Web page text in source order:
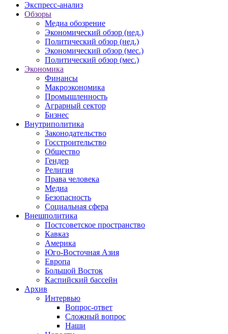
Экспресс-анализ
Обзоры
Медиа обозрение
Экономический обзор (нед.)
Политический обзор (нед.)
Экономический обзор (мес.)
Политический обзор (мес.)
Экономика
Финансы
Макроэкономика
Промышленность
Аграрный сектор
Бизнес
Внутриполитика
Законодательство
Госстроительство
Общество
Гендер
Религия
Права человека
Медиа
Безопасность
Социальная сфера
Внешполитика
Постсоветское пространство
Кавказ
Америка
Юго-Восточная Азия
Европа
Большой Восток
Каспийский бассейн
Архив
Интервью
Вопрос-ответ
Сложный вопрос
Наши